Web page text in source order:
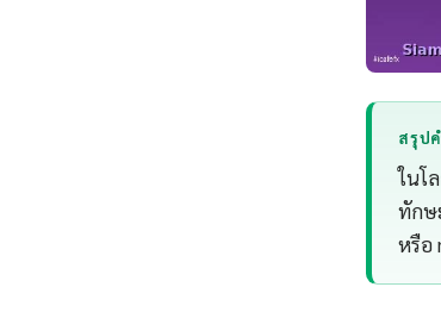
สรุป
ในโ
ทักษ
หรือ